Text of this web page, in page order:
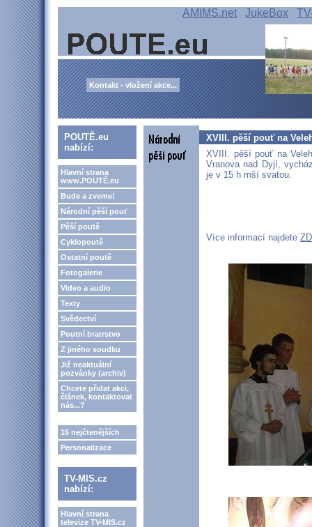
AMIMS.net JukeBox
Kontakt - vložení akce...
POUTĚ.eu
nabízí:
Hlavní strana
www.POUTĚ.eu
Bude a zveme!
Národní pěší pouť
Pěší poutě
Cyklopoutě
Ostatní poutě
Fotogalerie
Video a audio
Texty
Svědectví
Poutní bratrstvo
Z jiného soudku
Již neaktuální
pozvánky (archiv)
Chcete přidat akci,
článek, kontaktovat
nás...?
15 nejčtenějších
Personalizace
TV-MIS.cz
nabízí:
Hlavní strana
televize TV-MIS.cz
XVIII. pěší pouť na
XVIII. pěší pouť na
Vranova nad Dyjí,
je v 15 h mší svatou.
Více informací najdete